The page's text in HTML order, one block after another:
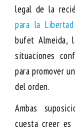
legal de la
para la
bufet Almeida,
situaciones
para promover
del orden.
Ambas
cuesta creer es